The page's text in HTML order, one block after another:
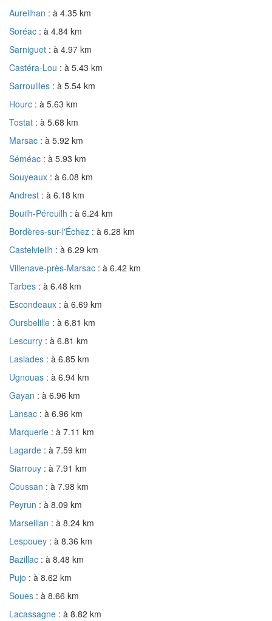
Aureilhan : à 4.35 km
Soréac : à 4.84 km
Sarniguet : à 4.97 km
Castéra-Lou : à 5.43 km
Sarrouilles : à 5.54 km
Hourc : à 5.63 km
Tostat : à 5.68 km
Marsac : à 5.92 km
Séméac : à 5.93 km
Souyeaux : à 6.08 km
Andrest : à 6.18 km
Bouilh-Péreuilh : à 6.24 km
Bordères-sur-l'Échez : à 6.28 km
Castelvieilh : à 6.29 km
Villenave-près-Marsac : à 6.42 km
Tarbes : à 6.48 km
Escondeaux : à 6.69 km
Oursbelille : à 6.81 km
Lescurry : à 6.81 km
Laslades : à 6.85 km
Ugnouas : à 6.94 km
Gayan : à 6.96 km
Lansac : à 6.96 km
Marquerie : à 7.11 km
Lagarde : à 7.59 km
Siarrouy : à 7.91 km
Coussan : à 7.98 km
Peyrun : à 8.09 km
Marseillan : à 8.24 km
Lespouey : à 8.36 km
Bazillac : à 8.48 km
Pujo : à 8.62 km
Soues : à 8.66 km
Lacassagne : à 8.82 km